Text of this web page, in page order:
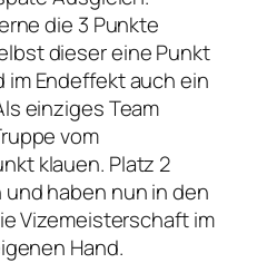
die 3 Punkte
dieser eine Punkt
im Endeffekt auch ein
einziges Team
vom
klauen. Platz 2
haben nun in den
Vizemeisterschaft im
Hand.